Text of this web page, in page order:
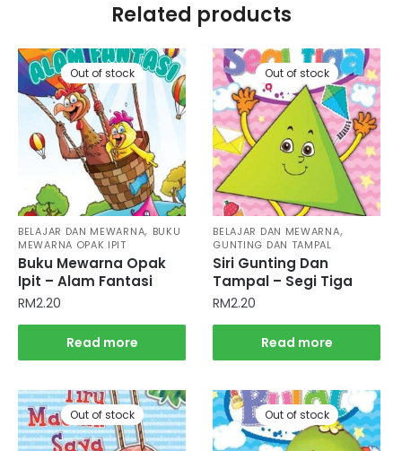
Related products
Out of stock
BELAJAR DAN MEWARNA, BUKU
MEWARNA OPAK IPIT
Buku Mewarna Opak
Ipit – Alam Fantasi
RM2.20
Read more
Out of stock
BELAJAR DAN MEWARNA,
GUNTING DAN TAMPAL
Siri Gunting Dan
Tampal – Segi Tiga
RM2.20
Read more
Out of stock Out of stock